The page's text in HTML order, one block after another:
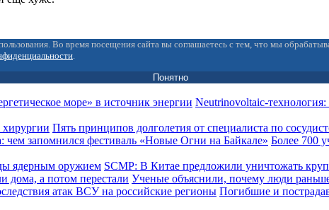
Во время посещения сайта вы соглашаетесь с тем, что мы
.
Понятно
Пять принципов долголетия от специалиста по
Более 700
SCMP: В Китае предложили уничтожать
Ученые объяснили, почему люди
Погибшие и